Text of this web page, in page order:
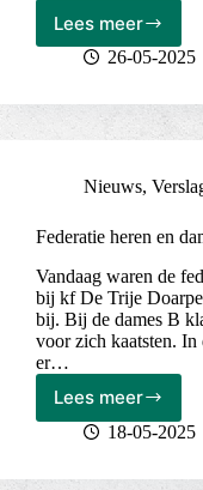
Lees meer
Grote
opkomst
vrijdag
23
2025
26-05-2025
Nieuws,
Federatie heren en
Vandaag waren de
bij kf De Trije
bij. Bij de dames B
voor zich kaatsten.
er…
Lees meerFederatie
heren
dames
18-05-2025